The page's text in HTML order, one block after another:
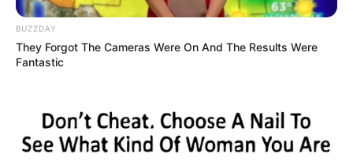
BUZZDAY
They Forgot The Cameras Were On And The Results Were
Fantastic